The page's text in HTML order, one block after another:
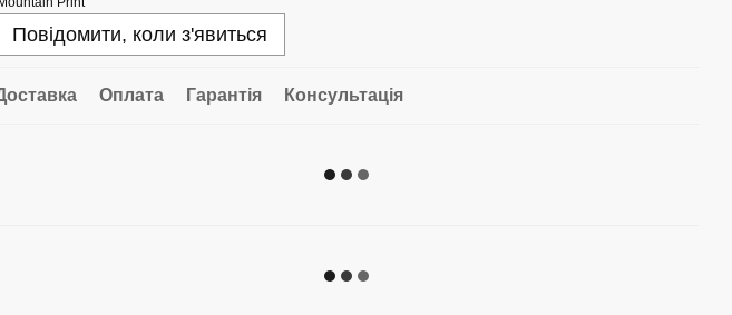
Повідомити, коли з'явиться
Оплата Гарантія Консультація